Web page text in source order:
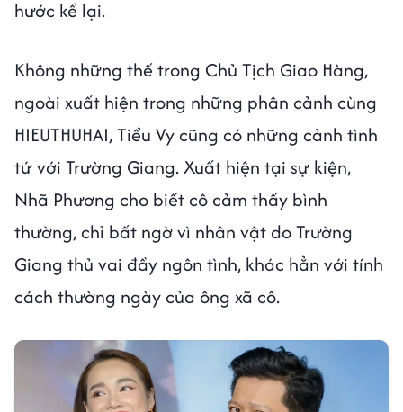
hước kể lại.
Không những thế trong Chủ Tịch Giao Hàng,
ngoài xuất hiện trong những phân cảnh cùng
HIEUTHUHAI, Tiểu Vy cũng có những cảnh tình
tứ với Trường Giang. Xuất hiện tại sự kiện,
Nhã Phương cho biết cô cảm thấy bình
thường, chỉ bất ngờ vì nhân vật do Trường
Giang thủ vai đầy ngôn tình, khác hẳn với tính
cách thường ngày của ông xã cô.